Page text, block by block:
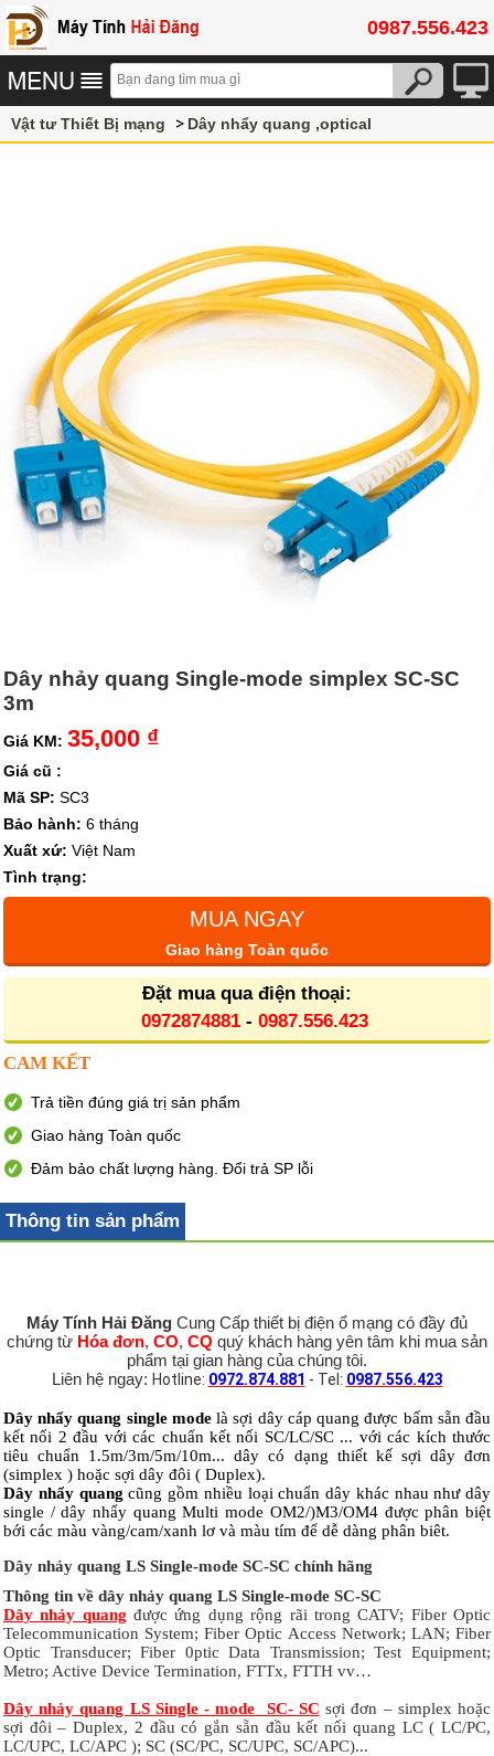
0987.556.423
Vật tư Thiết Bị mạng Dây nhẩy quang ,optical
Dây nhảy quang Single-mode simplex SC-SC
3m
Giá KM: 35,000 ₫
Giá cũ :
Mã SP: SC3
Bảo hành: 6 tháng
Xuất xứ: Việt Nam
Tình trạng:
MUA NGAY
Giao hàng Toàn quốc
Đặt mua qua điện thoại:
0972874881- 0987.556.423
CAM KẾT
Trả tiền đúng giá trị sản phẩm
Giao hàng Toàn quốc
Đảm bảo chất lượng hàng. Đổi trả SP lỗi
Thông tin sản phẩm
Máy Tính Hải Đăng Cung Cấp thiết bị điện ổ mạng có đầy đủ
chứng từ Hóa đơn, CO, CQ quý khách hàng yên tâm khi mua sản
phẩm tại gian hàng của chúng tôi.
Liên hệ ngay: Hotline: 0972.874.881 - Tel: 0987.556.423
Dây nhẩy quang single modelà sợi dây cáp quang được bấm sẵn đầu
kết nối 2 đầu với các chuẩn kết nối SC/LC/SC ... với các kích thước
tiêu chuẩn 1.5m/3m/5m/10m... dây có dạng thiết kế sợi dây đơn
(simplex ) hoặc sợi dây đôi ( Duplex).
Dây nhẩy quang cũng gồm nhiều loại chuẩn dây khác nhau như dây
single / dây nhẩy quang Multi mode OM2/)M3/OM4 được phân biệt
bới các màu vàng/cam/xanh lơ và màu tím để dễ dàng phân biêt.
Dây nhảy quang LS Single-mode SC-SC chính hãng
Thông tin về dây nhảy quang LS Single-mode SC-SC
Dây nhảy quang được ứng dụng rộng rãi trong CATV; Fiber Optic
Telecommunication System; Fiber Optic Access Network; LAN; Fiber
Optic Transducer; Fiber 0ptic Data Transmission; Test Equipment;
Metro; Active Device Termination, FTTx, FTTH vv…
Dây nhảy quang LS Single - mode SC- SC sợi đơn – simplex hoặc
sợi đôi – Duplex, 2 đầu có gắn sẵn đầu kết nối quang LC ( LC/PC,
LC/UPC, LC/APC ); SC (SC/PC, SC/UPC, SC/APC)...